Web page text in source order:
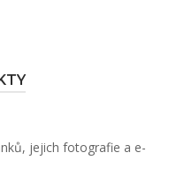
jejich fotografie a e-